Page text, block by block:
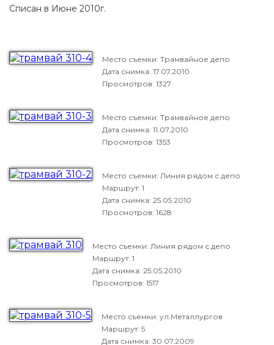
Списан в Июне 2010г.
Место съемки: Трамвайное депо
Дата снимка: 17.07.2010
Просмотров: 1327
Место съемки: Трамвайное депо
Дата снимка: 11.07.2010
Просмотров: 1353
Место съемки: Линия рядом с депо
Маршрут: 1
Дата снимка: 25.05.2010
Просмотров: 1628
Место съемки: Линия рядом с депо
Маршрут: 1
Дата снимка: 25.05.2010
Просмотров: 1517
Место съемки: ул.Металлургов
Маршрут: 5
Дата снимка: 30.07.2009